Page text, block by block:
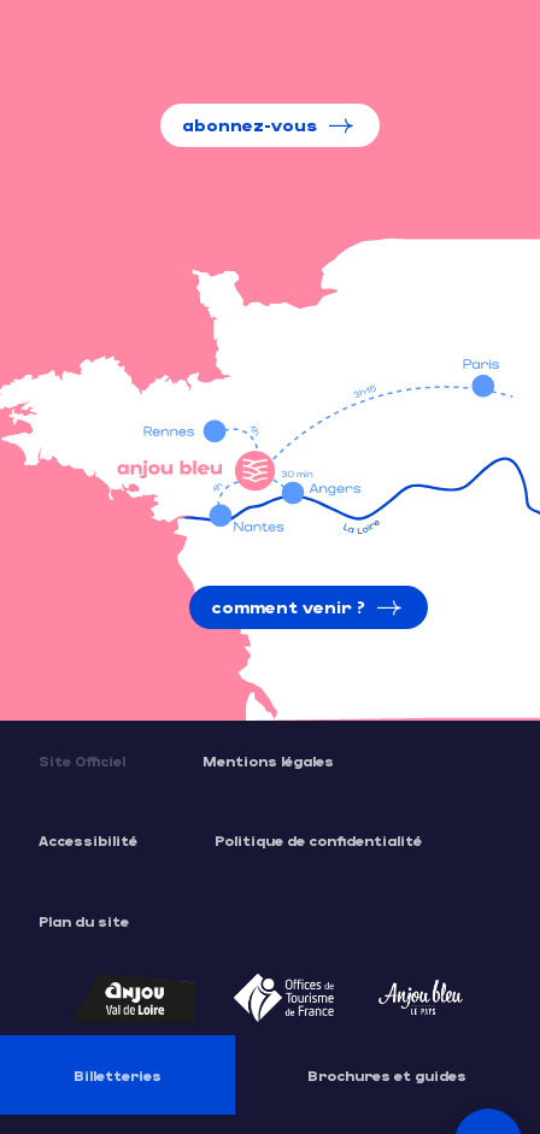
Description
par email
abonnez-vous
comment venir ?
Site Officiel Mentions légales
Accessibilité Politique de confidentialité
Plan du site
Billetteries Brochures et guides